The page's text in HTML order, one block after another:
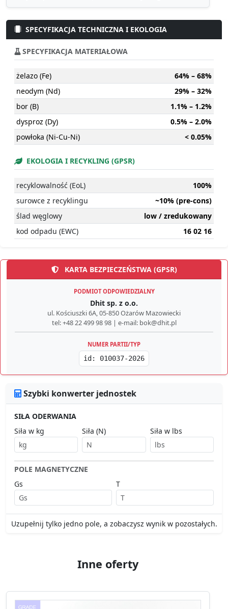
SPECYFIKACJA TECHNICZNA I EKOLOGIA
SPECYFIKACJA MATERIAŁOWA
żelazo (Fe)
64% – 68%
neodym (Nd)
29% – 32%
bor (B)
1.1% – 1.2%
dysproz (Dy)
0.5% – 2.0%
powłoka (Ni-Cu-Ni)
< 0.05%
EKOLOGIA I RECYKLING (GPSR)
recyklowalność (EoL)
100%
surowce z recyklingu
~10% (pre-cons)
ślad węglowy
low / zredukowany
kod odpadu (EWC)
16 02 16
KARTA BEZPIECZEŃSTWA (GPSR)
PODMIOT ODPOWIEDZIALNY
Dhit sp. z o.o.
ul. Kościuszki 6A, 05-850 Ożarów Mazowiecki
tel: +48 22 499 98 98 | e-mail: bok@dhit.pl
NUMER PARTII/TYP
id: 010037-2026
Szybki konwerter jednostek
SIŁA ODERWANIA
Siła w kg
Siła (N) Siła w lbs
POLE MAGNETYCZNE
Gs
T
Uzupełnij tylko jedno pole, a zobaczysz wynik w pozostałych.
Inne oferty